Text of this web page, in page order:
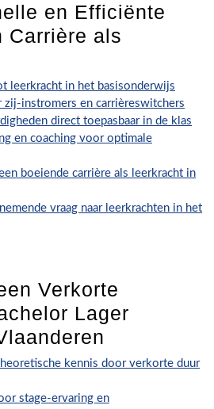
en Efficiënte
Carrière als
leerkracht in het basisonderwijs
instromers en carrièreswitchers
direct toepasbaar in de klas
en coaching voor optimale
boeiende carrière als leerkracht in
vraag naar leerkrachten in het
Verkorte
Lager
kennis door verkorte duur
stage-ervaring en